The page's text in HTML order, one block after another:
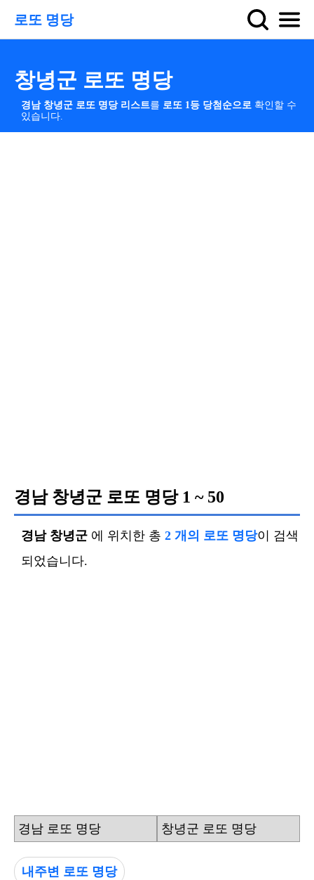
로또 명당
창녕군 로또 명당
경남 창녕군 로또 명당 리스트를 로또 1등 당첨순으로 확인할 수
있습니다.
경남 창녕군 로또 명당1 ~ 50
경남 창녕군 에 위치한 총 2 개의 로또 명당이 검색
되었습니다.
경남 로또 명당 창녕군 로또 명당
내주변 로또 명당